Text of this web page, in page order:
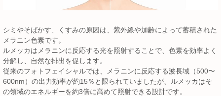
シミやそばかす、くすみの原因は、紫外線や加齢によって蓄積された
メラニン色素です。
ルメッカはメラニンに反応する光を照射することで、色素を効率よく
分解し、自然な排出を促します。
従来のフォトフェイシャルでは、メラニンに反応する波長域（500〜
600nm）の出力効率が約15％と限られていましたが、ルメッカはそ
の領域のエネルギーを約3倍に高めて照射できる設計です。